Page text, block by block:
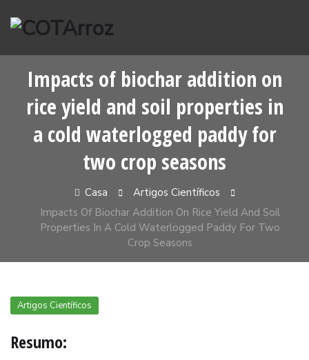
para
conteúdo
Impacts of biochar addition on
rice yield and soil properties in
a cold waterlogged paddy for
two crop seasons
Casa
Artigos Científicos
Impacts Of Biochar Addition On Rice Yield And Soil
Properties In A Cold Waterlogged Paddy For Two
Crop Seasons
Artigos Científicos
Resumo: